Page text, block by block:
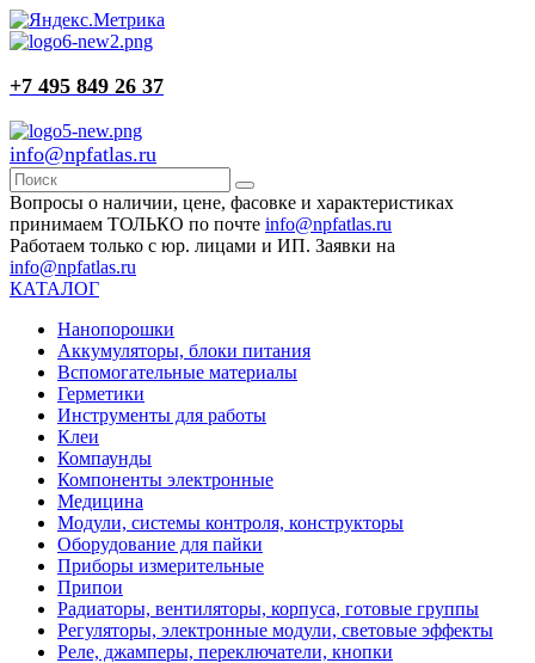
+7 495 849 26 37
info@npfatlas.ru
Вопросы о наличии, цене, фасовке и характеристиках
принимаем ТОЛЬКО по почте info@npfatlas.ru
Работаем только с юр. лицами и ИП. Заявки на
info@npfatlas.ru
КАТАЛОГ
Нанопорошки
Аккумуляторы, блоки питания
Вспомогательные материалы
Герметики
Инструменты для работы
Клеи
Компаунды
Компоненты электронные
Медицина
Модули, системы контроля, конструкторы
Оборудование для пайки
Приборы измерительные
Припои
Радиаторы, вентиляторы, корпуса, готовые группы
Регуляторы, электронные модули, световые эффекты
Реле, джамперы, переключатели, кнопки